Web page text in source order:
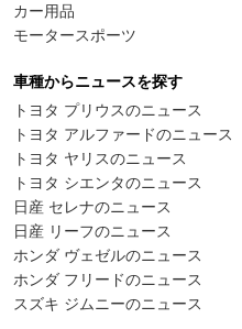
カー用品
モータースポーツ
車種からニュースを探す
トヨタ プリウスのニュース
トヨタ アルファードのニュース
トヨタ ヤリスのニュース
トヨタ シエンタのニュース
日産 セレナのニュース
日産 リーフのニュース
ホンダ ヴェゼルのニュース
ホンダ フリードのニュース
スズキ ジムニーのニュース